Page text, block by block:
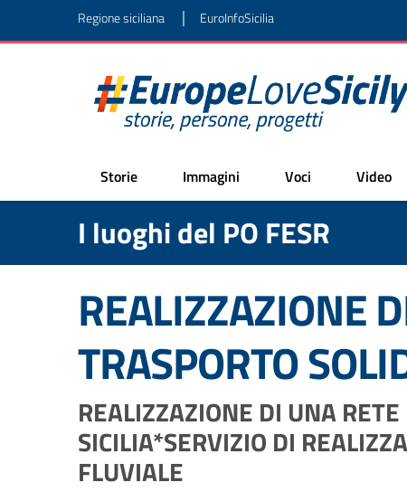
Regione siciliana | EuroInfoSicilia
Storie Immagini Voci Video
I luoghi del PO FESR
REALIZZAZIONE
TRASPORTO
REALIZZAZIONE DI UNA
SICILIA*SERVIZIO DI
FLUVIALE